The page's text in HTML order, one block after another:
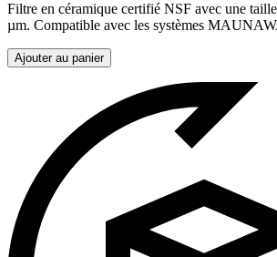
Filtre en céramique certifié NSF avec une
µm. Compatible avec les systèmes
Ajouter au panier